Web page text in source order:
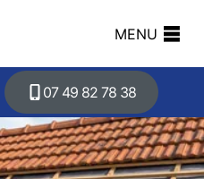
MENU
07 49 82 78 38